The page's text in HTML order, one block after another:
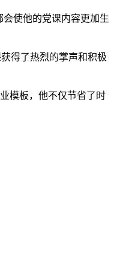
使他的党课内容更加生
得了热烈的掌声和积极
模板，他不仅节省了时